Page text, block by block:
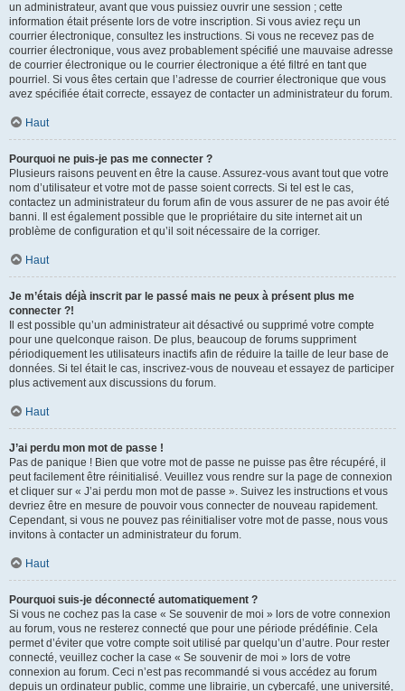
un administrateur, avant que vous puissiez ouvrir une session ; cette
information était présente lors de votre inscription. Si vous aviez reçu un
courrier électronique, consultez les instructions. Si vous ne recevez pas de
courrier électronique, vous avez probablement spécifié une mauvaise adresse
de courrier électronique ou le courrier électronique a été filtré en tant que
pourriel. Si vous êtes certain que l’adresse de courrier électronique que vous
avez spécifiée était correcte, essayez de contacter un administrateur du forum.
Haut
Pourquoi ne puis-je pas me connecter ?
Plusieurs raisons peuvent en être la cause. Assurez-vous avant tout que votre
nom d’utilisateur et votre mot de passe soient corrects. Si tel est le cas,
contactez un administrateur du forum afin de vous assurer de ne pas avoir été
banni. Il est également possible que le propriétaire du site internet ait un
problème de configuration et qu’il soit nécessaire de la corriger.
Haut
Je m’étais déjà inscrit par le passé mais ne peux à présent plus me
connecter ?!
Il est possible qu’un administrateur ait désactivé ou supprimé votre compte
pour une quelconque raison. De plus, beaucoup de forums suppriment
périodiquement les utilisateurs inactifs afin de réduire la taille de leur base de
données. Si tel était le cas, inscrivez-vous de nouveau et essayez de participer
plus activement aux discussions du forum.
Haut
J’ai perdu mon mot de passe !
Pas de panique ! Bien que votre mot de passe ne puisse pas être récupéré, il
peut facilement être réinitialisé. Veuillez vous rendre sur la page de connexion
et cliquer sur « J’ai perdu mon mot de passe ». Suivez les instructions et vous
devriez être en mesure de pouvoir vous connecter de nouveau rapidement.
Cependant, si vous ne pouvez pas réinitialiser votre mot de passe, nous vous
invitons à contacter un administrateur du forum.
Haut
Pourquoi suis-je déconnecté automatiquement ?
Si vous ne cochez pas la case « Se souvenir de moi » lors de votre connexion
au forum, vous ne resterez connecté que pour une période prédéfinie. Cela
permet d’éviter que votre compte soit utilisé par quelqu’un d’autre. Pour rester
connecté, veuillez cocher la case « Se souvenir de moi » lors de votre
connexion au forum. Ceci n’est pas recommandé si vous accédez au forum
depuis un ordinateur public, comme une librairie, un cybercafé, une université,